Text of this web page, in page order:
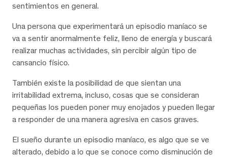
sentimientos en general.
Una persona que experimentará un episodio maníaco se
va a sentir anormalmente feliz, lleno de energía y buscará
realizar muchas actividades, sin percibir algún tipo de
cansancio físico.
También existe la posibilidad de que sientan una
irritabilidad extrema, incluso, cosas que se consideran
pequeñas los pueden poner muy enojados y pueden llegar
a responder de una manera agresiva en casos graves.
El sueño durante un episodio maníaco, es algo que se ve
alterado, debido a lo que se conoce como disminución de